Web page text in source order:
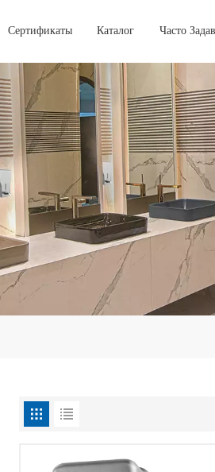
Сертификаты Каталог Часто